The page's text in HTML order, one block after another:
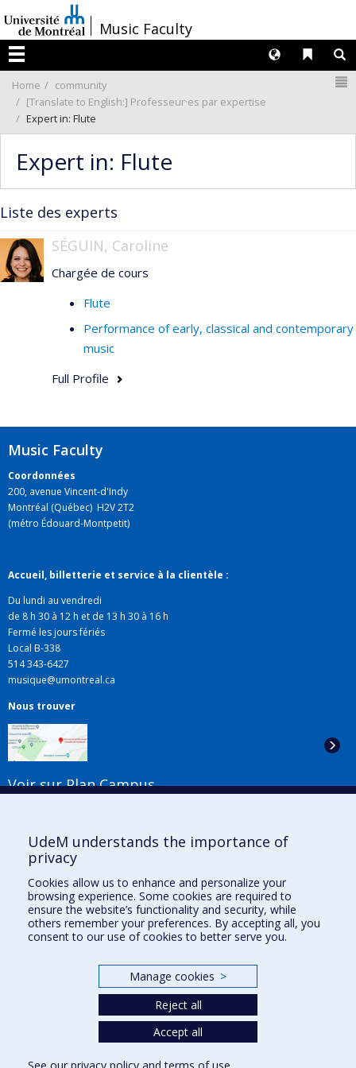
au
contenu
/Music Faculty
Menu
Liens
Langues
Home
community
[Translate to English:] Professeur·es par expertise
Expert in: Flute
Expert in: Flute
Liste des experts
SÉGUIN, Caroline
Chargée de cours
Flute
Performance of early, classical and contemporary
music
Full Profile
Music Faculty
Coordonnées
200, avenue Vincent-d'Indy
Montréal (Québec) H2V 2T2
(métro Édouard-Montpetit)
Accueil, billetterie et service à la clientèle :
Du lundi au vendredi
de 8 h 30 à 12 h et de 13 h 30 à 16 h
Fermé les jours fériés
Local B-338
514 343-6427
musique@umontreal.ca
Nous trouver
Voir sur Plan Campus
Liens utiles
Plan du site
Accessibilité
Donner à la Faculté de musique
UdeM understands the importance of
privacy
Cookies allow us to enhance and personalize your
browsing experience. Some cookies are required to
ensure the website’s functionality and security, while
others remember your preferences. By accepting all, you
consent to our use of cookies to better serve you.
Manage cookies >
Reject all
Accept all